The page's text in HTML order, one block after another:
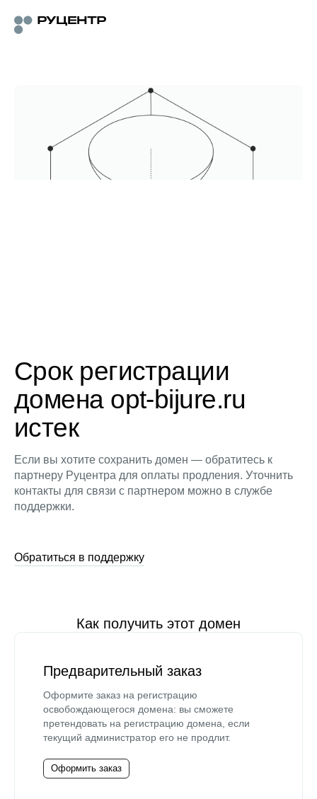
Срок регистрации
домена opt-bijure.ru
истек
Если вы хотите сохранить домен — обратитесь к
партнеру Руцентра для оплаты продления. Уточнить
контакты для связи с партнером можно в службе
поддержки.
Обратиться в поддержку
Как получить этот домен
Предварительный заказ
Оформите заказ на регистрацию
освобождающегося домена: вы сможете
претендовать на регистрацию домена, если
текущий администратор его не продлит.
Оформить заказ